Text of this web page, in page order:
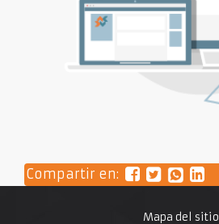
Compartir en:
Mapa del sitio